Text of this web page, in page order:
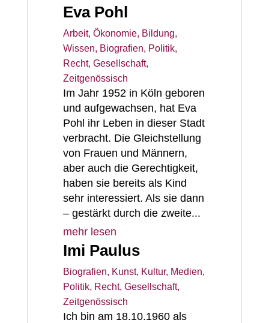
Eva Pohl
Arbeit, Ökonomie, Bildung,
Wissen, Biografien, Politik,
Recht, Gesellschaft,
Zeitgenössisch
Im Jahr 1952 in Köln geboren
und aufgewachsen, hat Eva
Pohl ihr Leben in dieser Stadt
verbracht. Die Gleichstellung
von Frauen und Männern,
aber auch die Gerechtigkeit,
haben sie bereits als Kind
sehr interessiert. Als sie dann
– gestärkt durch die zweite...
mehr lesen
Imi Paulus
Biografien, Kunst, Kultur, Medien,
Politik, Recht, Gesellschaft,
Zeitgenössisch
Ich bin am 18.10.1960 als